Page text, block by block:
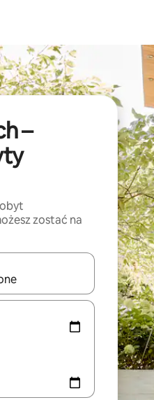
–
zostać na
poruszać się po nich za